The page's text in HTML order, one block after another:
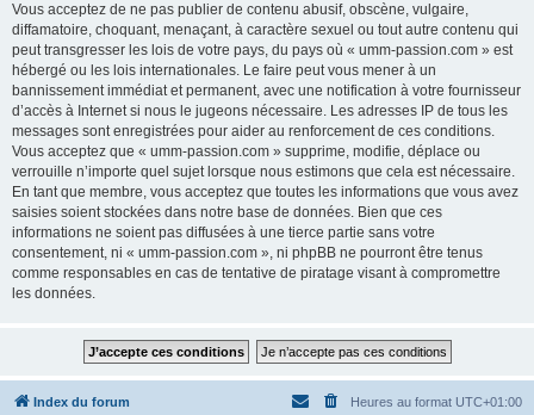
Vous acceptez de ne pas publier de contenu abusif, obscène, vulgaire,
diffamatoire, choquant, menaçant, à caractère sexuel ou tout autre contenu qui
peut transgresser les lois de votre pays, du pays où « umm-passion.com » est
hébergé ou les lois internationales. Le faire peut vous mener à un
bannissement immédiat et permanent, avec une notification à votre fournisseur
d’accès à Internet si nous le jugeons nécessaire. Les adresses IP de tous les
messages sont enregistrées pour aider au renforcement de ces conditions.
Vous acceptez que « umm-passion.com » supprime, modifie, déplace ou
verrouille n’importe quel sujet lorsque nous estimons que cela est nécessaire.
En tant que membre, vous acceptez que toutes les informations que vous avez
saisies soient stockées dans notre base de données. Bien que ces
informations ne soient pas diffusées à une tierce partie sans votre
consentement, ni « umm-passion.com », ni phpBB ne pourront être tenus
comme responsables en cas de tentative de piratage visant à compromettre
les données.
Index du forum Heures au format UTC+01:00